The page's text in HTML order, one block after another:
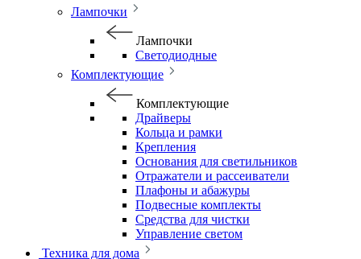
Лампочки
Лампочки
Светодиодные
Комплектующие
Комплектующие
Драйверы
Кольца и рамки
Крепления
Основания для светильников
Отражатели и рассеиватели
Плафоны и абажуры
Подвесные комплекты
Средства для чистки
Управление светом
Техника для дома